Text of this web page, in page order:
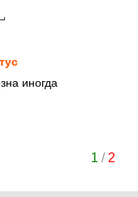
иногда
1 / 2